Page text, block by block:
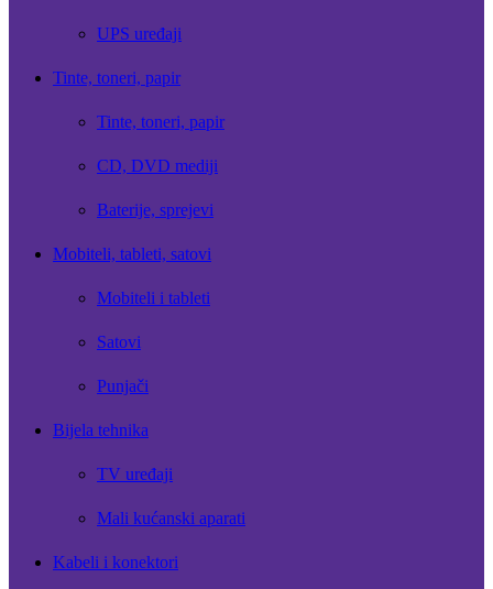
UPS uređaji
Tinte, toneri, papir
Tinte, toneri, papir
CD, DVD mediji
Baterije, sprejevi
Mobiteli, tableti, satovi
Mobiteli i tableti
Satovi
Punjači
Bijela tehnika
TV uređaji
Mali kućanski aparati
Kabeli i konektori